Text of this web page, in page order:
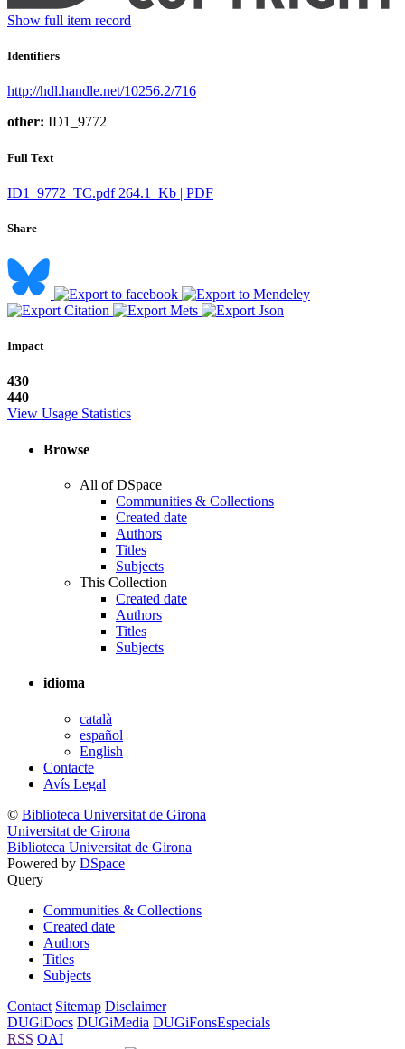
Show full item record
Identifiers
http://hdl.handle.net/10256.2/716
other: ID1_9772
Full Text
ID1_9772_TC.pdf 264.1 Kb | PDF
Share
Impact
430
440
View Usage Statistics
Browse
All of DSpace
Communities & Collections
Created date
Authors
Titles
Subjects
This Collection
Created date
Authors
Titles
Subjects
idioma
català
español
English
Contacte
Avís Legal
© Biblioteca Universitat de Girona
Universitat de Girona
Biblioteca Universitat de Girona
Powered by DSpace
Query
Communities & Collections
Created date
Authors
Titles
Subjects
Contact Sitemap Disclaimer
DUGiDocs DUGiMedia DUGiFonsEspecials
RSS OAI